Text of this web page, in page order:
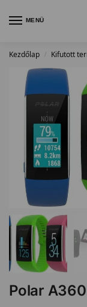
MENÜ
Kezdőlap / Kifutott
Polar